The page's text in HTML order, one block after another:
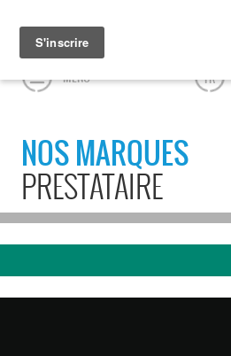
MENU FR
NOS MARQUES
PRESTATAIRE